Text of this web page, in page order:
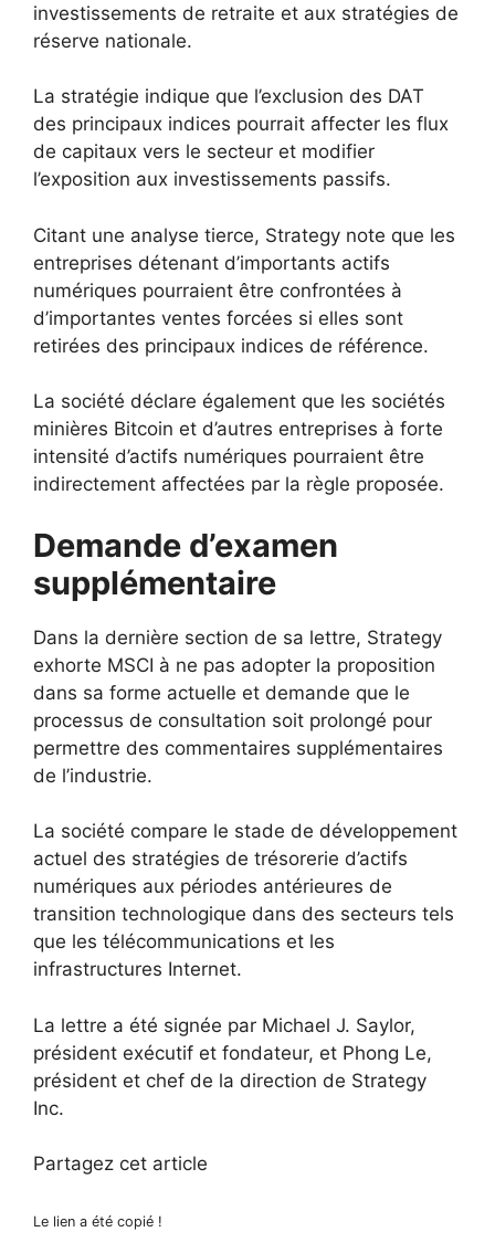
investissements de retraite et aux stratégies de
réserve nationale.
La stratégie indique que l’exclusion des DAT
des principaux indices pourrait affecter les flux
de capitaux vers le secteur et modifier
l’exposition aux investissements passifs.
Citant une analyse tierce, Strategy note que les
entreprises détenant d’importants actifs
numériques pourraient être confrontées à
d’importantes ventes forcées si elles sont
retirées des principaux indices de référence.
La société déclare également que les sociétés
minières Bitcoin et d’autres entreprises à forte
intensité d’actifs numériques pourraient être
indirectement affectées par la règle proposée.
Demande d’examen
supplémentaire
Dans la dernière section de sa lettre, Strategy
exhorte MSCI à ne pas adopter la proposition
dans sa forme actuelle et demande que le
processus de consultation soit prolongé pour
permettre des commentaires supplémentaires
de l’industrie.
La société compare le stade de développement
actuel des stratégies de trésorerie d’actifs
numériques aux périodes antérieures de
transition technologique dans des secteurs tels
que les télécommunications et les
infrastructures Internet.
La lettre a été signée par Michael J. Saylor,
président exécutif et fondateur, et Phong Le,
président et chef de la direction de Strategy
Inc.
Partagez cet article
Le lien a été copié !